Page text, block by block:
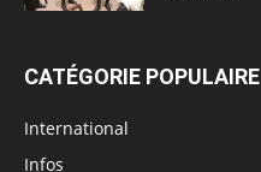
CATÉGORIE POPULAIRE
International
Infos